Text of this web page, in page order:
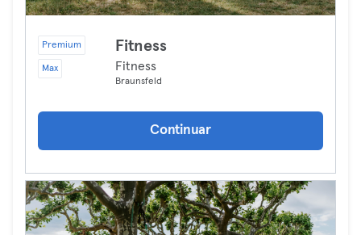
Premium
Max
Fitness
Fitness
Braunsfeld
Continuar